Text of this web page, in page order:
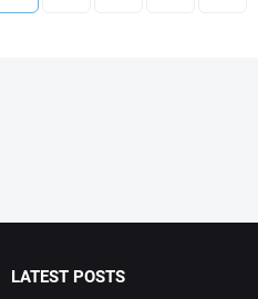
LATEST POSTS